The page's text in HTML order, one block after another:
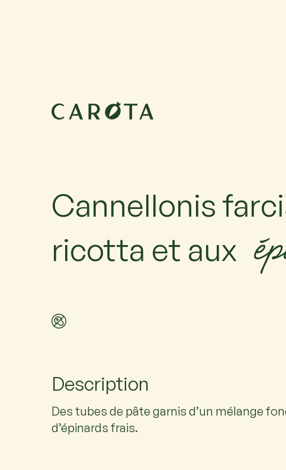
1 octobre 2026
18:00-20:00
Cannellonis
ricotta et aux
Description
Des tubes de pâte garnis d’un mélange
d’épinards frais.